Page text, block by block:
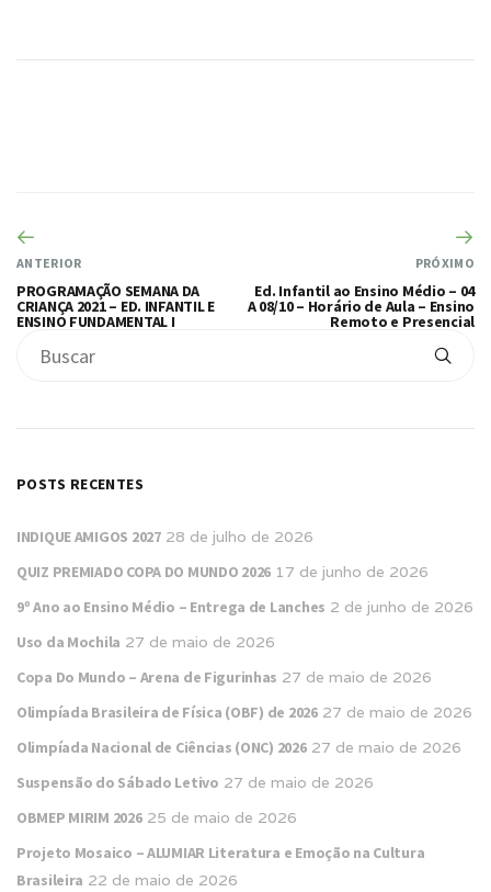
ANTERIOR
PROGRAMAÇÃO SEMANA DA
CRIANÇA 2021 – ED. INFANTIL E
ENSINO FUNDAMENTAL I
PRÓXIMO
Ed. Infantil ao Ensino Médio – 04
A 08/10 – Horário de Aula – Ensino
Remoto e Presencial
POSTS RECENTES
INDIQUE AMIGOS 2027 28 de julho de 2026
QUIZ PREMIADO COPA DO MUNDO 2026 17 de junho de 2026
9º Ano ao Ensino Médio – Entrega de Lanches 2 de junho de 2026
Uso da Mochila 27 de maio de 2026
Copa Do Mundo – Arena de Figurinhas 27 de maio de 2026
Olimpíada Brasileira de Física (OBF) de 2026 27 de maio de 2026
Olimpíada Nacional de Ciências (ONC) 2026 27 de maio de 2026
Suspensão do Sábado Letivo 27 de maio de 2026
OBMEP MIRIM 2026 25 de maio de 2026
Projeto Mosaico – ALUMIAR Literatura e Emoção na Cultura
Brasileira 22 de maio de 2026